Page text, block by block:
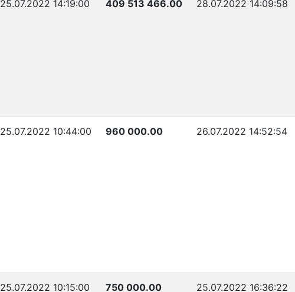
25.07.2022 14:19:00 409 513 466.00 28.07.2022 14:09:58
25.07.2022 10:44:00 960 000.00 26.07.2022 14:52:54
25.07.2022 10:15:00 750 000.00 25.07.2022 16:36:22